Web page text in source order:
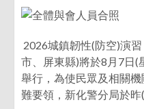
2026城鎮韌性(防空)演
市、屏東縣)將於8月7日(
舉行，為使民眾及相關
難要領，新化警分局於昨